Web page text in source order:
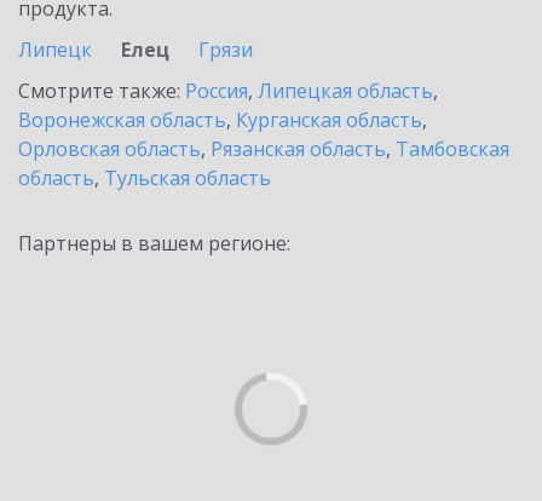
продукта.
Липецк
Елец
Грязи
Смотрите также: Россия, Липецкая область,
Воронежская область, Курганская область,
Орловская область, Рязанская область, Тамбовская
область, Тульская область
Партнеры в вашем регионе: